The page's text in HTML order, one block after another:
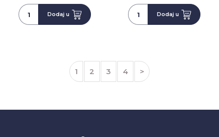
Dodaj u Dodaj u
1 2 3 4 >